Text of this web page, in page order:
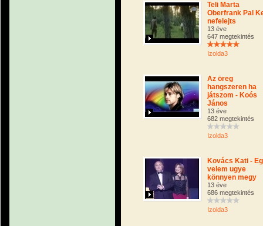
Teli Marta
Oberfrank Pal
nefelejts
13 éve
647 megtekintés
Izolda3
Az öreg
hangszeren ha
játszom - Koós
János
13 éve
682 megtekintés
Izolda3
Kovács Kati -
velem ugye
könnyen megy
13 éve
686 megtekintés
Izolda3